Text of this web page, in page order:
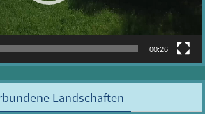
00:26
Landschaften